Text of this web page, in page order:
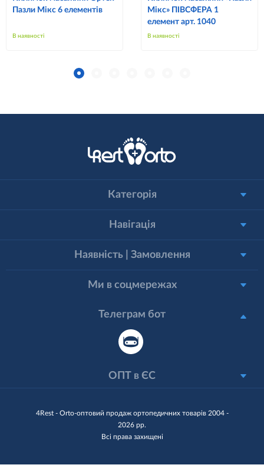
Пазли Мікс 6 елементів
В наявності
Мікс» ПІВСФЕРА 1
елемент арт. 1040
В наявності
4Rest - Orto-оптовий продаж ортопедичних товарів 2004 -
2026 рр.
Всі права захищені
Категорія
Навігація
Наявність | Замовлення
Ми в соцмережах
Телеграм бот
ОПТ в ЄС